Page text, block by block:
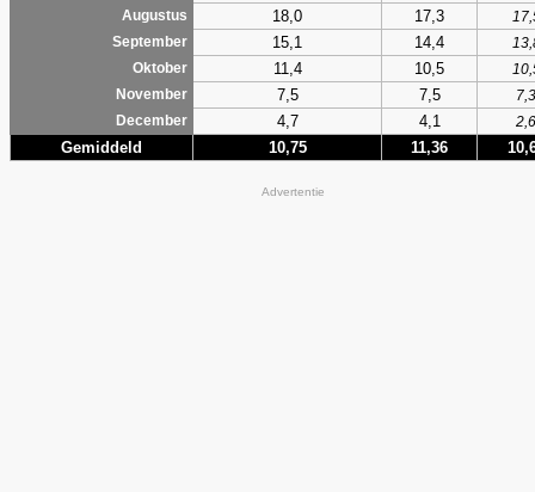
Augustus
18,0 17,3
September
15,1 14,4
Oktober
11,4 10,5
November
7,5 7,5
7,3
December
4,7 4,1 2,6
Gemiddeld 10,75 11,36
Advertentie